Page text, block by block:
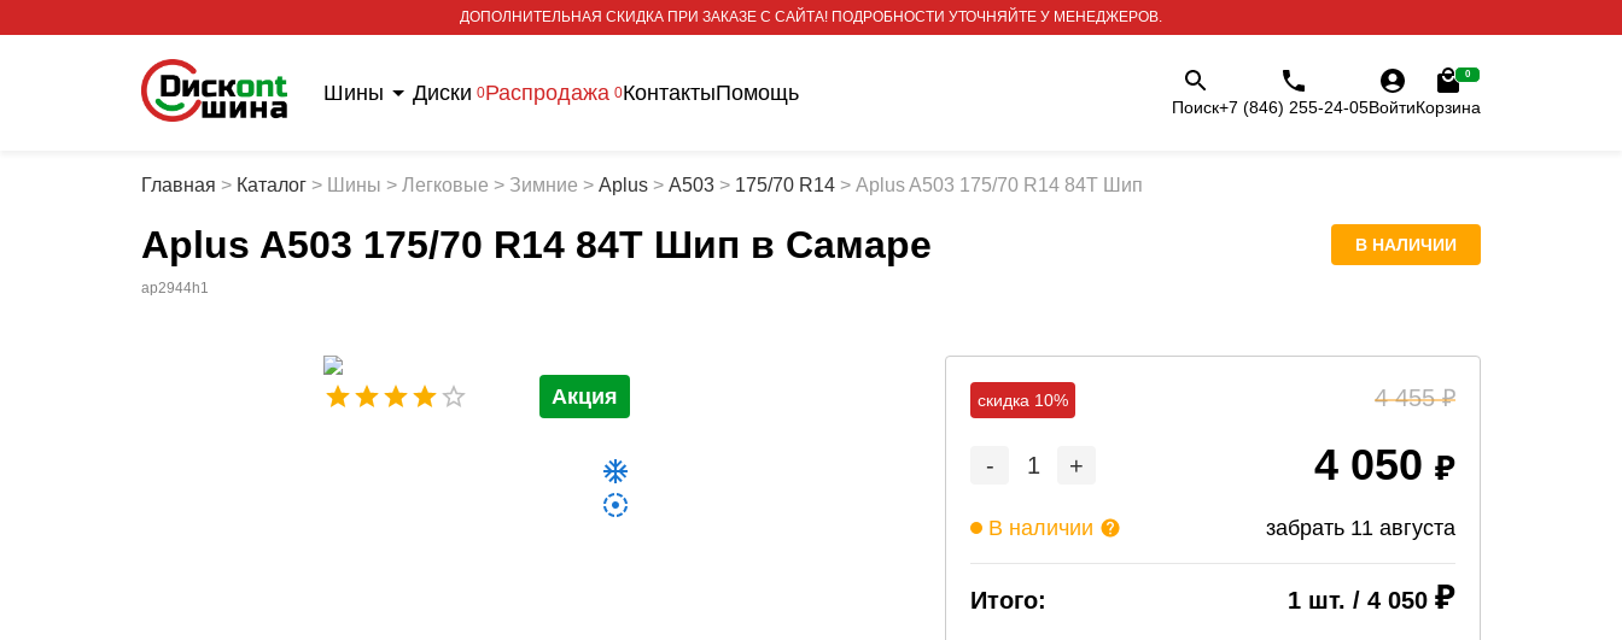
ДОПОЛНИТЕЛЬНАЯ СКИДКА ПРИ ЗАКАЗЕ С САЙТА! ПОДРОБНОСТИ УТОЧНЯЙТЕ У МЕНЕДЖЕРОВ.
Шины Диски 0Распродажа 0КонтактыПомощь
Поиск+7 (846) 255-24-05ВойтиКорзина
0
Главная > Каталог > Шины > Легковые > Зимние > Aplus > A503 > 175/70 R14 > Aplus A503 175/70 R14 84T Шип
Aplus A503 175/70 R14 84T Шип в Самаре В НАЛИЧИИ
ap2944h1
Акция скидка 10% 4 455
- 1 + 4 050
В наличии забрать 11 августа
Итого: 1 шт. / 4 050